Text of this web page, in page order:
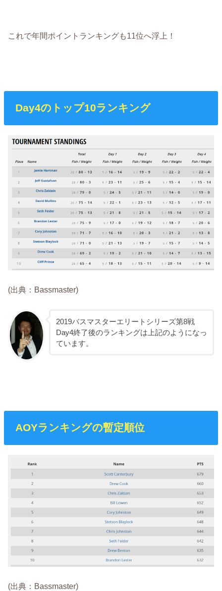
これで年間ポイントランキングも11位へ浮上！
Day4のトップ10ランキング
(出典：Bassmaster)
2019バスマスターエリートシリーズ第8戦
Day4終了後のランキングは上記のようになっ
ています。
AOYランキングの暫定順位
(出典：Bassmaster)